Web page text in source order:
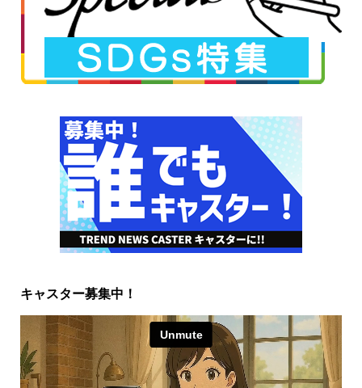
キャスター募集中！